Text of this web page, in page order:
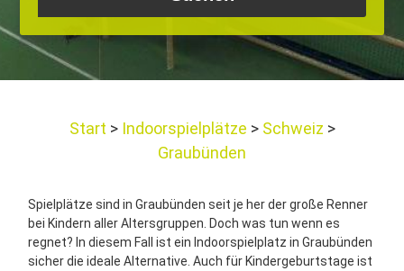
Start Indoorspielplätze
Schweiz
Graubünden
Spielplätze sind in Graubünden seit je her der große Renner
bei Kindern aller Altersgruppen. Doch was tun wenn es
regnet? In diesem Fall ist ein Indoorspielplatz in Graubünden
sicher die ideale Alternative. Auch für Kindergeburtstage ist